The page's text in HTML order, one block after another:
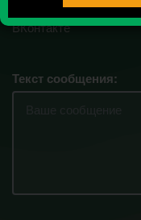
Текст сообщения: